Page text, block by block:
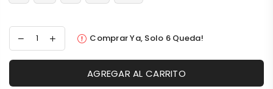
Comprar Ya, Solo 6Queda!
AGREGAR AL CARRITO